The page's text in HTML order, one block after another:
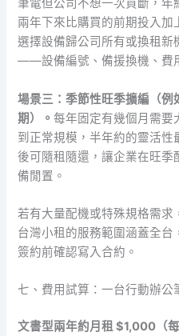
筆電但公司不想一次買斷，年
兩年下來比購買的前期投入加
選擇設備歸公司所有或換租
——設備編號、備援換機、費
場景三：季節性旺季擴編（例
期）。每年固定有幾個月需要
到正常規模，半年約的靈活
後可隨租隨還，讓企業在旺
備閒置。
若有大量配機或特殊規格需求
台灣小租的服務範圍涵蓋全
簽約前確認寫入合約。
七、費用試算：一台行動辦公
文書型兩年約月租 $1,000（